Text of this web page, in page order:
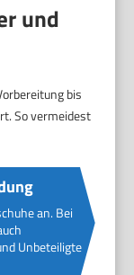
und
bis
So vermeidest
an. Bei
Unbeteiligte